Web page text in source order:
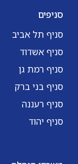
סניפים
סניף תל אביב
סניף אשדוד
סניף רמת גן
סניף בני ברק
סניף רעננה
סניף יהוד